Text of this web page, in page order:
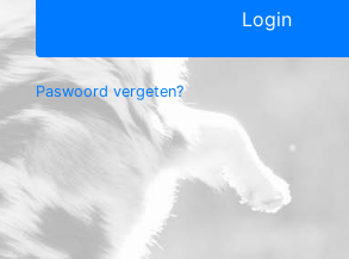
Login
Paswoord vergeten?